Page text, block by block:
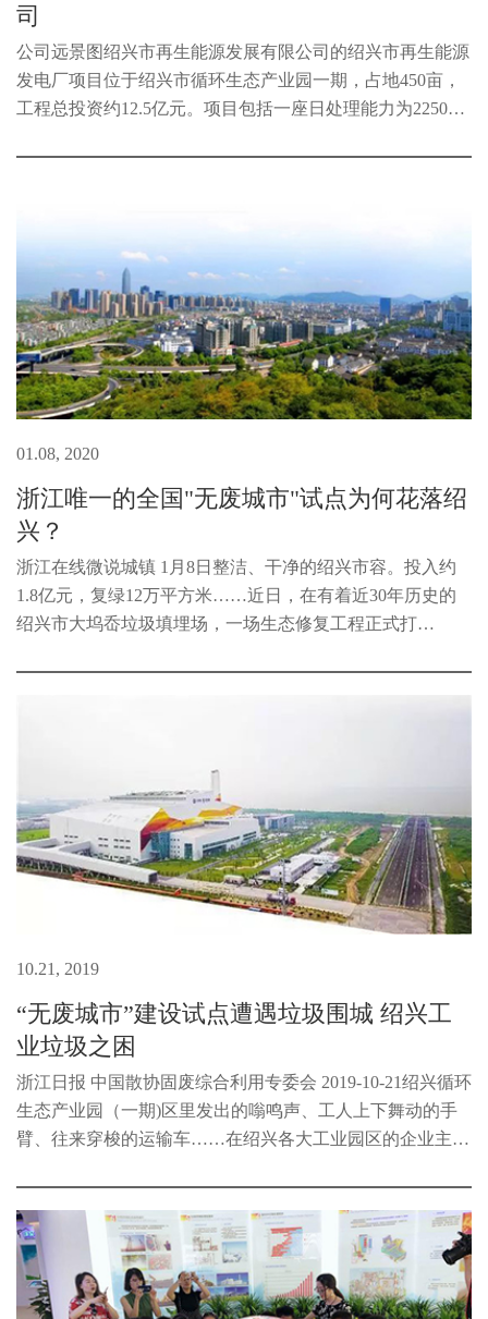
司
公司远景图绍兴市再生能源发展有限公司的绍兴市再生能源
发电厂项目位于绍兴市循环生态产业园一期，占地450亩，
工程总投资约12.5亿元。项目包括一座日处理能力为2250吨
01.08, 2020
浙江唯一的全国"无废城市"试点为何花落绍
兴？
浙江在线微说城镇 1月8日整洁、干净的绍兴市容。投入约
1.8亿元，复绿12万平方米……近日，在有着近30年历史的
绍兴市大坞岙垃圾填埋场，一场生态修复工程正式打
10.21, 2019
“无废城市”建设试点遭遇垃圾围城 绍兴工
业垃圾之困
浙江日报 中国散协固废综合利用专委会 2019-10-21绍兴循环
生态产业园（一期)区里发出的嗡鸣声、工人上下舞动的手
臂、往来穿梭的运输车……在绍兴各大工业园区的企业主眼